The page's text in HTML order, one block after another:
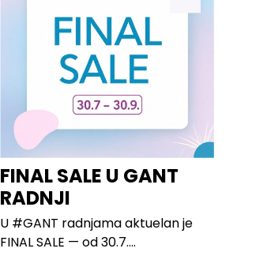
FINAL SALE U GANT
RADNJI
U #GANT radnjama aktuelan je
FINAL SALE — od 30.7....